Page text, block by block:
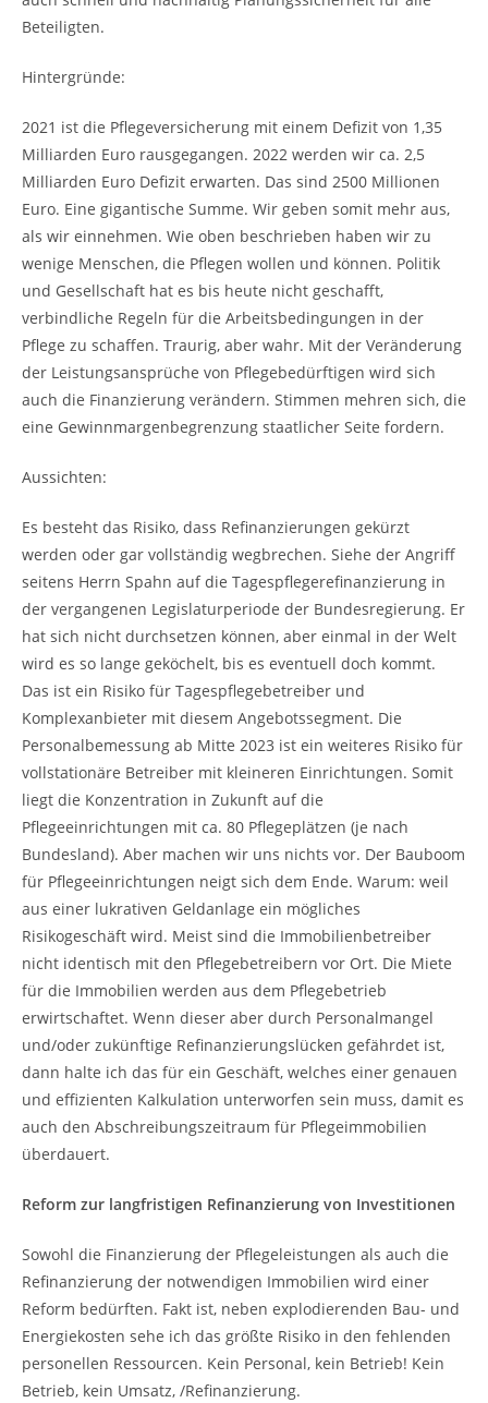
Beteiligten.
Hintergründe:
2021 ist die Pflegeversicherung mit einem Defizit von 1,35
Milliarden Euro rausgegangen. 2022 werden wir ca. 2,5
Milliarden Euro Defizit erwarten. Das sind 2500 Millionen
Euro. Eine gigantische Summe. Wir geben somit mehr aus,
als wir einnehmen. Wie oben beschrieben haben wir zu
wenige Menschen, die Pflegen wollen und können. Politik
und Gesellschaft hat es bis heute nicht geschafft,
verbindliche Regeln für die Arbeitsbedingungen in der
Pflege zu schaffen. Traurig, aber wahr. Mit der Veränderung
der Leistungsansprüche von Pflegebedürftigen wird sich
auch die Finanzierung verändern. Stimmen mehren sich, die
eine Gewinnmargenbegrenzung staatlicher Seite fordern.
Aussichten:
Es besteht das Risiko, dass Refinanzierungen gekürzt
werden oder gar vollständig wegbrechen. Siehe der Angriff
seitens Herrn Spahn auf die Tagespflegerefinanzierung in
der vergangenen Legislaturperiode der Bundesregierung. Er
hat sich nicht durchsetzen können, aber einmal in der Welt
wird es so lange geköchelt, bis es eventuell doch kommt.
Das ist ein Risiko für Tagespflegebetreiber und
Komplexanbieter mit diesem Angebotssegment. Die
Personalbemessung ab Mitte 2023 ist ein weiteres Risiko für
vollstationäre Betreiber mit kleineren Einrichtungen. Somit
liegt die Konzentration in Zukunft auf die
Pflegeeinrichtungen mit ca. 80 Pflegeplätzen (je nach
Bundesland). Aber machen wir uns nichts vor. Der Bauboom
für Pflegeeinrichtungen neigt sich dem Ende. Warum: weil
aus einer lukrativen Geldanlage ein mögliches
Risikogeschäft wird. Meist sind die Immobilienbetreiber
nicht identisch mit den Pflegebetreibern vor Ort. Die Miete
für die Immobilien werden aus dem Pflegebetrieb
erwirtschaftet. Wenn dieser aber durch Personalmangel
und/oder zukünftige Refinanzierungslücken gefährdet ist,
dann halte ich das für ein Geschäft, welches einer genauen
und effizienten Kalkulation unterworfen sein muss, damit es
auch den Abschreibungszeitraum für Pflegeimmobilien
überdauert.
Reform zur langfristigen Refinanzierung von Investitionen
Sowohl die Finanzierung der Pflegeleistungen als auch die
Refinanzierung der notwendigen Immobilien wird einer
Reform bedürften. Fakt ist, neben explodierenden Bau- und
Energiekosten sehe ich das größte Risiko in den fehlenden
personellen Ressourcen. Kein Personal, kein Betrieb! Kein
Betrieb, kein Umsatz, /Refinanzierung.